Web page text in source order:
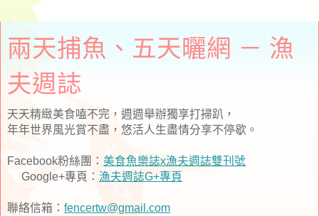
兩天捕魚、五天曬網 － 漁
夫週誌
天天精緻美食嗑不完，週週舉辦獨享打掃趴，
年年世界風光賞不盡，悠活人生盡情分享不停歇。
Facebook粉絲團： 美食魚樂誌x漁夫週誌雙刊號
Google+專頁： 漁夫週誌G+專頁
聯絡信箱： fencertw@gmail.com